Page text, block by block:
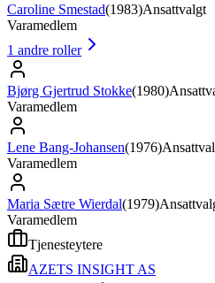
Caroline Smestad(1983)Ansattvalgt
Varamedlem
1 andre roller
Bjørg Gjertrud Stokke(1980)
Varamedlem
Lene Bang-Johansen(1976)
Varamedlem
Maria Sætre Wierdal(1979)
Varamedlem
Tjenesteytere
AZETS INSIGHT AS